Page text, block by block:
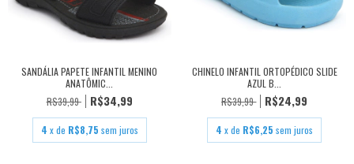
SANDÁLIA PAPETE INFANTIL MENINO
ANATÔMIC...
R$39,99
R$34,99
4 x de R$8,75 sem juros
CHINELO INFANTIL ORTOPÉDICO SLIDE
AZUL B...
R$39,99
R$24,99
4 x de R$6,25 sem juros